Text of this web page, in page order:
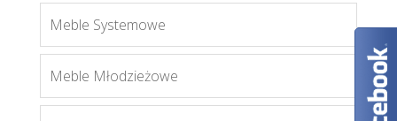
Meble Systemowe
Meble Młodzieżowe